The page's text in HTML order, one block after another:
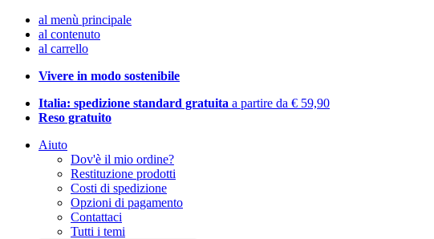
al menù principale
al contenuto
al carrello
Vivere in modo sostenibile
Italia: spedizione standard gratuita a partire da € 59,90
Reso gratuito
Aiuto
Dov'è il mio ordine?
Restituzione prodotti
Costi di spedizione
Opzioni di pagamento
Contattaci
Tutti i temi